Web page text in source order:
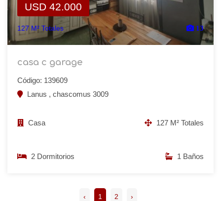
USD 42.000
127 M² Totales 13
casa c garage
Código: 139609
Lanus , chascomus 3009
Casa 127 M² Totales
2 Dormitorios 1 Baños
‹ 1 2 ›